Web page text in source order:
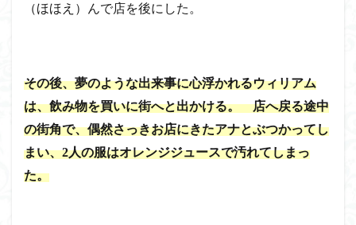
（ほほえ）んで店を後にした。
その後、夢のような出来事に心浮かれるウィリアム
は、飲み物を買いに街へと出かける。 店へ戻る途中
の街角で、偶然さっきお店にきたアナとぶつかってし
まい、2人の服はオレンジジュースで汚れてしまっ
た。